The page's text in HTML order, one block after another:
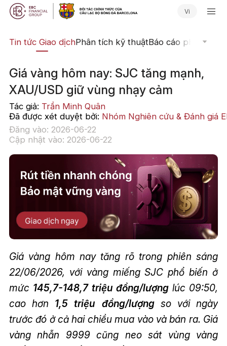
Vi
Tin tức Giao dịchPhân tích kỹ thuậtBáo cáo phân tích
Giá vàng hôm nay: SJC tăng mạnh,
XAU/USD giữ vùng nhạy cảm
Tác giả: Trần Minh Quân
Đã được xét duyệt bởi: Nhóm Nghiên cứu & Đánh giá
Đăng vào: 2026-06-22
Cập nhật vào: 2026-06-22
Giá vàng hôm nay tăng rõ trong phiên sáng
22/06/2026, với vàng miếng SJC phổ biến ở
mức 145,7-148,7 triệu đồng/lượng lúc 09:50,
cao hơn 1,5 triệu đồng/lượngso với ngày
trước đó ở cả hai chiều mua vào và bán ra. Giá
vàng nhẫn 9999 cũng neo sát vùng vàng